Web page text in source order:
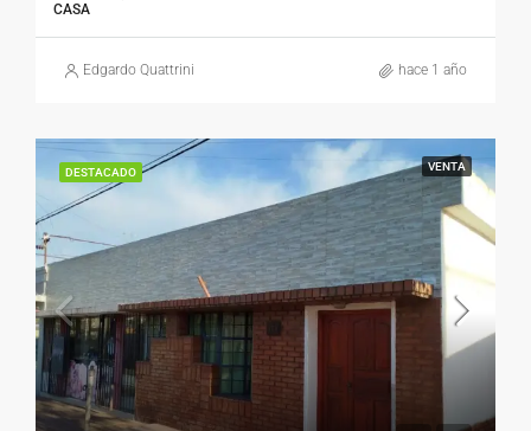
CASA
Edgardo Quattrini hace 1 año
DESTACADO VENTA